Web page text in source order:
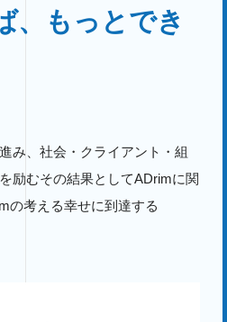
、もっとでき
み、社会・クライアント・組
励むその結果としてADrimに関
の考える幸せに到達する